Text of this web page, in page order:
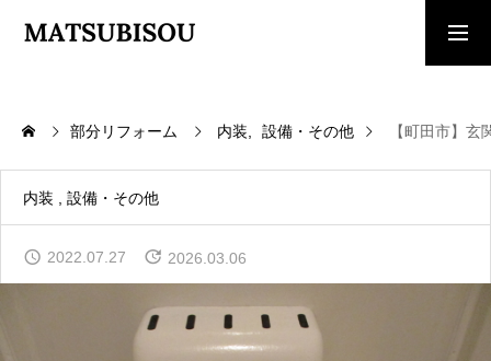
トップページ
WORKS
COMPANY
部分リフォーム 内装 設備・その他 【町田市】
内装 設備・その他
2022.07.27 2026.03.06